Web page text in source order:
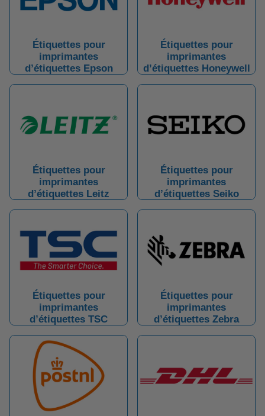
Étiquettes pour
imprimantes
d’étiquettes Epson
Étiquettes pour
imprimantes
d’étiquettes Honeywell
Étiquettes pour
imprimantes
d’étiquettes Leitz
Étiquettes pour
imprimantes
d’étiquettes Seiko
Étiquettes pour
imprimantes
d’étiquettes TSC
Étiquettes pour
imprimantes
d’étiquettes Zebra